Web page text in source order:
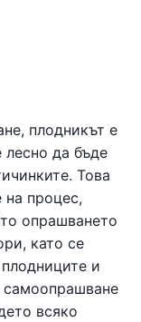
плодникът е
да бъде
Това
на процес,
опрашването
като се
и
всяко